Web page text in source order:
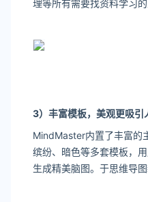
理等所有需要找资料学习的
3）丰富模板，美观更吸引
MindMaster内置了丰富的
缤纷、暗色等多套模板，
生成精美脑图。于思维导